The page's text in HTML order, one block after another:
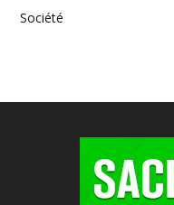
Société